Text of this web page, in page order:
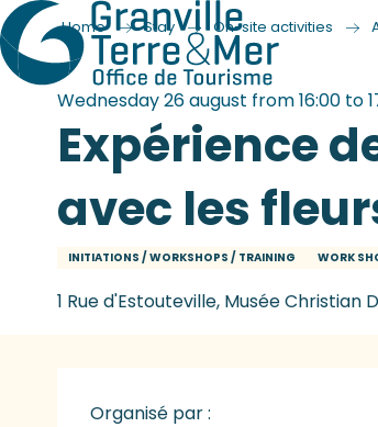
Home Stay On-site activities
Wednesday 26 august from 16:00 to
Expérience
avec les
INITIATIONS / WORKSHOPS / TRAINING WORK
1 Rue d'Estouteville, Musée Christian
Organisé par :